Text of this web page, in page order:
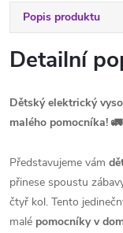
Popis produktu
Detailní
Dětský elektrický
malého pomocníka! 🚛
Představujeme vám
přinese spoustu
čtyř kol. Tento
malé pomocníky v